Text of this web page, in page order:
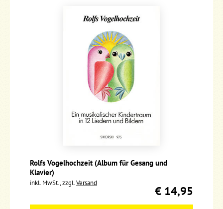
Rolfs Vogelhochzeit (Album für Gesang und
Klavier)
inkl. MwSt., zzgl.Versand
€ 14,95